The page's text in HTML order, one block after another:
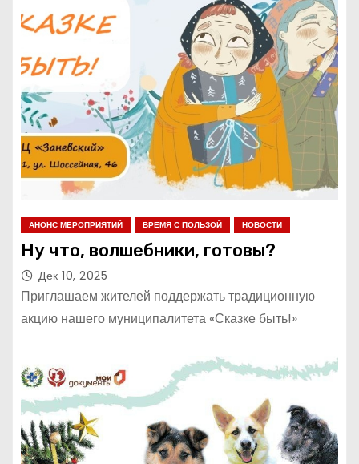
АНОНС МЕРОПРИЯТИЙ ВРЕМЯ С ПОЛЬЗОЙ НОВОСТИ
Ну что, волшебники, готовы?
Дек 10, 2025
Приглашаем жителей поддержать традиционную
акцию нашего муниципалитета «Сказке быть!»